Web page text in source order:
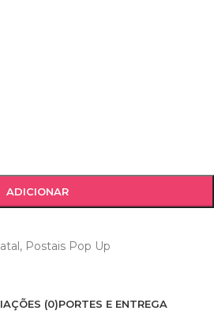
ADICIONAR
, Postais Pop Up
(0)PORTES E ENTREGA